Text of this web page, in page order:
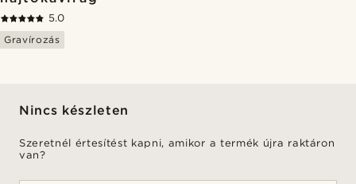
5.0
Gravírozás
Nincs készleten
Szeretnél értesítést kapni, amikor a termék újra raktáron
van?